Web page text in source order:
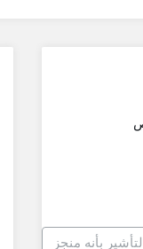
بأنه منجز